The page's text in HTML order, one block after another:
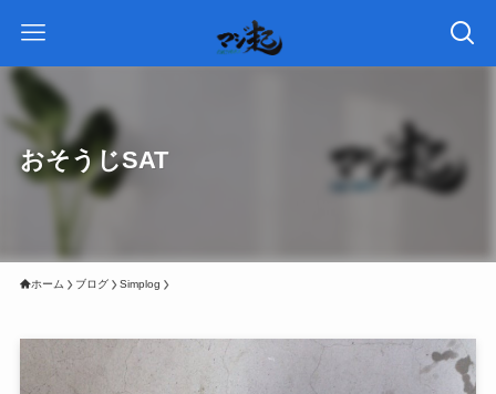
おそうじSAT
ホーム ブログ Simplog